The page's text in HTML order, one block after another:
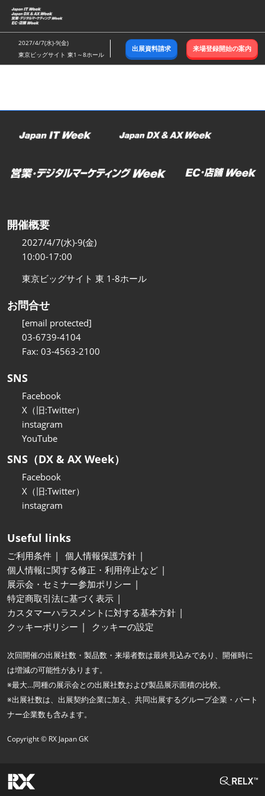
ス
キ
ッ
し
む
2027/4/7(水)-9(金)
東京ビッグサイト 東1～8ホール
出展資料請求 来場登録開始の案内
開催概要
2027/4/7(水)-9(金)
10:00-17:00
東京ビッグサイト 東 1-8ホール
お問合せ
[email protected]
03-6739-4104
Fax: 03-4563-2100
SNS
Facebook
X（旧:Twitter）
instagram
YouTube
SNS（DX & AX Week）
Facebook
X（旧:Twitter）
instagram
Useful links
ご利用条件
個人情報保護方針
個人情報に関する修正・利用停止など
展示会・セミナー参加ポリシー
特定商取引法に基づく表示
カスタマーハラスメントに対する基本方針
クッキーポリシー
クッキーの設定
次回開催の出展社数・製品数・来場者数は最終見込みであり、開催時に
は増減の可能性があります。
※最大…同種の展示会との出展社数および製品展示面積の比較。
※出展社数は、出展契約企業に加え、共同出展するグループ企業・パート
ナー企業数も含みます。
Copyright © RX Japan GK